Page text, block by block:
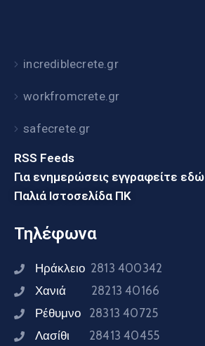
incrediblecrete.gr
workfromcrete.gr
safecrete.gr
RSS Feeds
Για ενημερώσεις εγγραφείτε εδώ
Παλιά Ιστοσελίδα ΠΚ
Τηλέφωνα
Ηράκλειο 2813 400342
Χανιά 28213 40166
Ρέθυμνο 28313 40725
Λασίθι 28413 40455